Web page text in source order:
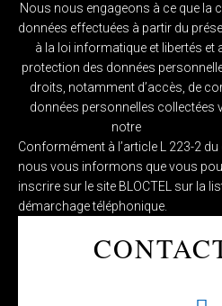
Nous nous engageons à ce que la
données effectuées à partir du
à la loi informatique et libertés et
protection des données
droits, notamment d’accès, de
données personnelles collectées
notre
Conformément à l’article L 223-2
nous vous informons que vous
inscrire sur le site BLOCTEL sur la
démarchage téléphonique.